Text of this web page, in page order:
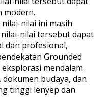
modern.
nilai ini masih
nilai tersebut dapat
dan profesional,
Grounded
mendalam
budaya, dan
tinggi lenyep dan